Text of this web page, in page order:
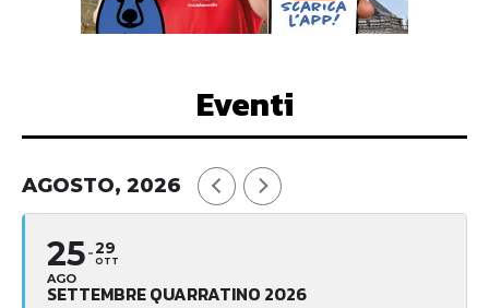
Eventi
AGOSTO, 2026
25
AGO
29
OTT
SETTEMBRE QUARRATINO 2026